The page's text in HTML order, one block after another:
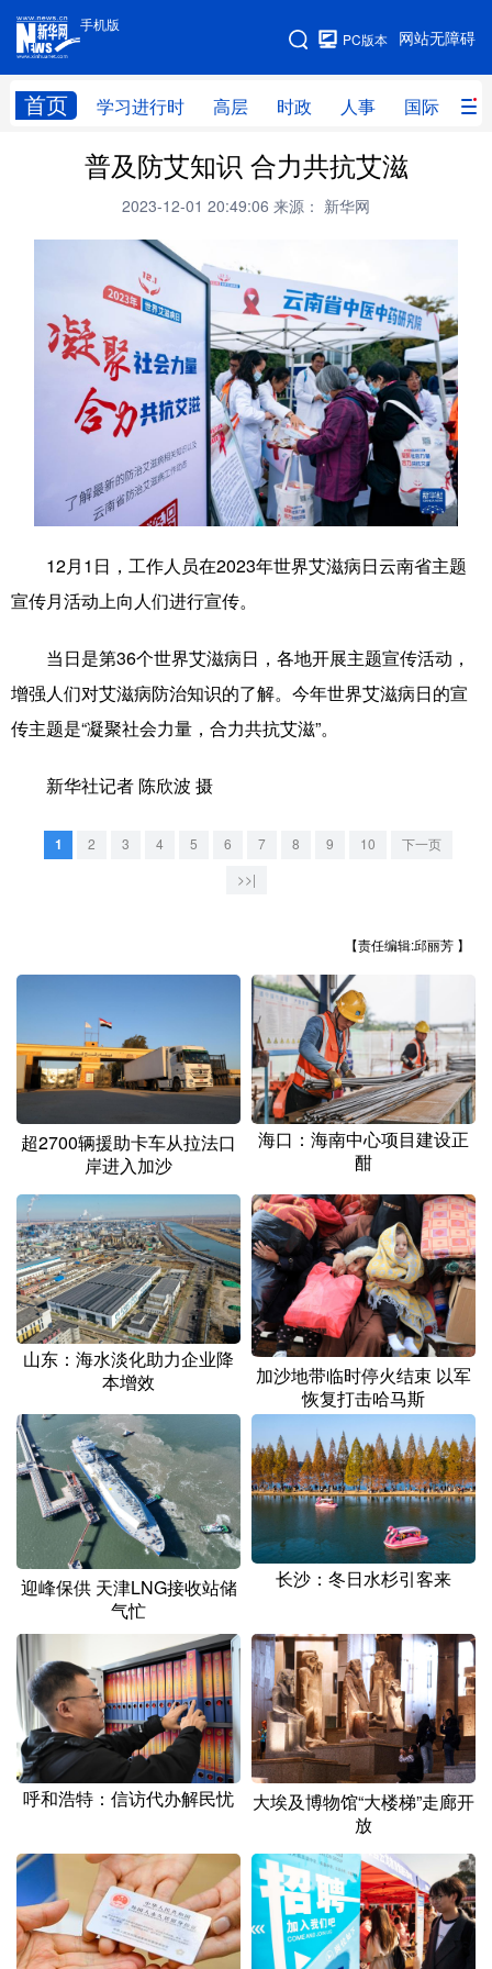
手机版
网站无障碍
PC版本
首页 学习进行时 高层 时政 人事 国际 财
手机版
网站地图
学习进行时 高层 时政 人事
财经 网评
思客智库
量子 体育
文化 健康 军事
访谈 视频 图片 政务
中央文件 金融 汽车
食品 信息化 数字经济
能源
公益 一带一路 上市公司
文化产业
北京 天津 河北 山西
江西
湖北
广东 海南 重庆
四川 贵州 云南 西藏
陕西 甘肃 青海 宁夏
新疆 内蒙古
多语种频道
English Español Français عربى
Русский язык 日本語 한국어
普及防艾知识 合力共抗艾滋
2023-12-01 20:49:06 来源： 新华网
12月1日，工作人员在2023年世界艾滋病日云南省主题
宣传月活动上向人们进行宣传。
当日是第36个世界艾滋病日，各地开展主题宣传活动，
增强人们对艾滋病防治知识的了解。今年世界艾滋病日的宣
传主题是“凝聚社会力量，合力共抗艾滋”。
新华社记者 陈欣波 摄
1 2 3 4 5 6 7 8 9 10 下一页
>>|
【责任编辑:邱丽芳 】
超2700辆援助卡车从拉法口
岸进入加沙
海口：海南中心项目建设正
酣
山东：海水淡化助力企业降
本增效
加沙地带临时停火结束 以军
恢复打击哈马斯
迎峰保供 天津LNG接收站储
气忙
长沙：冬日水杉引客来
呼和浩特：信访代办解民忧
大埃及博物馆“大楼梯”走廊开
放